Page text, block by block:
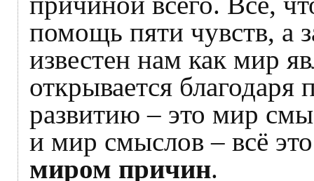
помощь пяти чувств, а
известен нам как мир
открывается
развитию – это мир
и мир смыслов – всё
миром причин.